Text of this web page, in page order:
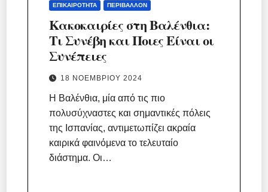
ΕΠΙΚΑΙΡΌΤΗΤΑ ΠΕΡΙΒΆΛΛΟΝ
Κακοκαιρίες στη Βαλένθια:
Τι Συνέβη και Ποιες Είναι οι
Συνέπειες
18 ΝΟΕΜΒΡΊΟΥ 2024
Η Βαλένθια, μία από τις πιο
πολυσύχναστες και σημαντικές πόλεις
της Ισπανίας, αντιμετωπίζει ακραία
καιρικά φαινόμενα το τελευταίο
διάστημα. Οι…